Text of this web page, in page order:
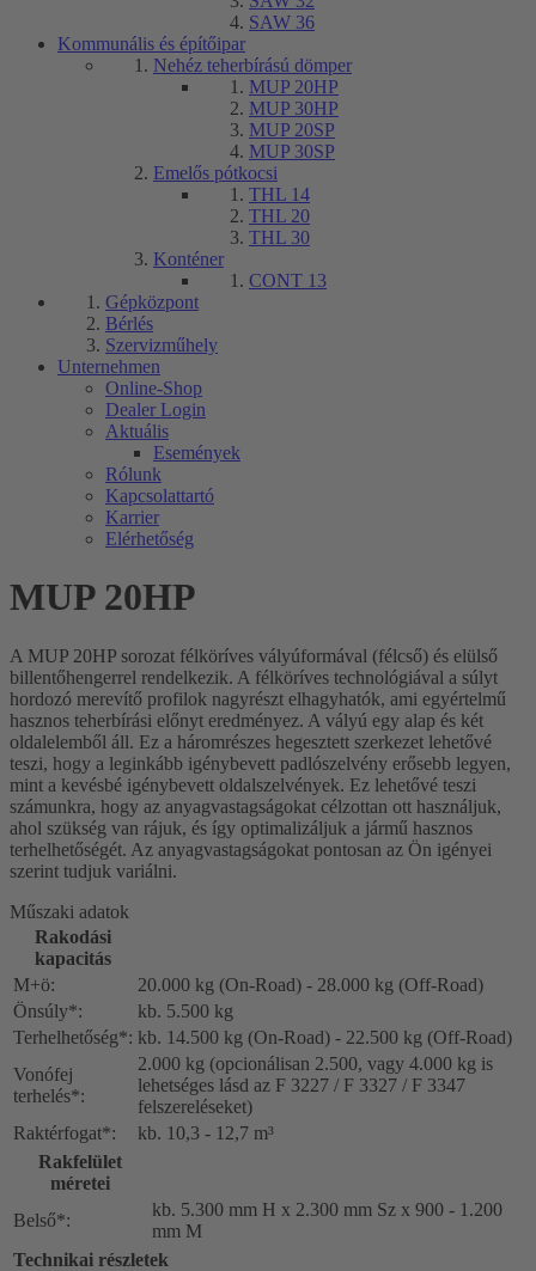
SAW 36
Kommunális és építőipar
Nehéz teherbírású dömper
MUP 20HP
MUP 30HP
MUP 20SP
MUP 30SP
Emelős pótkocsi
THL 14
THL 20
THL 30
Konténer
CONT 13
Gépközpont
Bérlés
Szervizműhely
Unternehmen
Online-Shop
Dealer Login
Aktuális
Események
Rólunk
Kapcsolattartó
Karrier
Elérhetőség
MUP 20HP
A MUP 20HP sorozat félköríves vályúformával (félcső) és elülső
billentőhengerrel rendelkezik. A félköríves technológiával a súlyt
hordozó merevítő profilok nagyrészt elhagyhatók, ami egyértelmű
hasznos teherbírási előnyt eredményez. A vályú egy alap és két
oldalelemből áll. Ez a háromrészes hegesztett szerkezet lehetővé
teszi, hogy a leginkább igénybevett padlószelvény erősebb legyen,
mint a kevésbé igénybevett oldalszelvények. Ez lehetővé teszi
számunkra, hogy az anyagvastagságokat célzottan ott használjuk,
ahol szükség van rájuk, és így optimalizáljuk a jármű hasznos
terhelhetőségét. Az anyagvastagságokat pontosan az Ön igényei
szerint tudjuk variálni.
Műszaki adatok
Rakodási
kapacitás
M+ö:
20.000 kg (On-Road) - 28.000 kg (Off-Road)
Önsúly*:
kb. 5.500 kg
Terhelhetőség*: kb. 14.500 kg (On-Road) - 22.500 kg (Off-Road)
Vonófej
terhelés*:
2.000 kg (opcionálisan 2.500, vagy 4.000 kg is
lehetséges lásd az F 3227 / F 3327 / F 3347
felszereléseket)
Raktérfogat*:
kb. 10,3 - 12,7 m³
Rakfelület
méretei
Belső*:
kb. 5.300 mm H x 2.300 mm Sz x 900 - 1.200
mm M
Technikai részletek